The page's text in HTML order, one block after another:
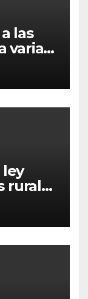
las
varias
rurales